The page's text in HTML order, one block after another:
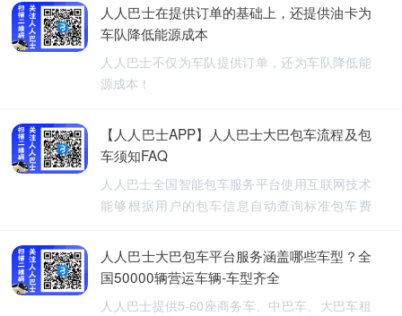
人人巴士在提供订单的基础上，还提供油卡为
车队降低能源成本
人人巴士不仅为车队提供订单，还为车队降低能
源成本！
【人人巴士APP】人人巴士大巴包车流程及包
车须知FAQ
人人巴士全国智能包车服务平台使用互联网技术
能够根据用户的包车信息自动查询标准包车费
车、长期包车、接送飞机、厂班车、校车、婚庆
租车等包车带司机服务。
人人巴士大巴包车平台服务涵盖哪些车型？全
国50000辆营运车辆-车型齐全
人人巴士提供5-60座商务车、中巴车、大巴车租